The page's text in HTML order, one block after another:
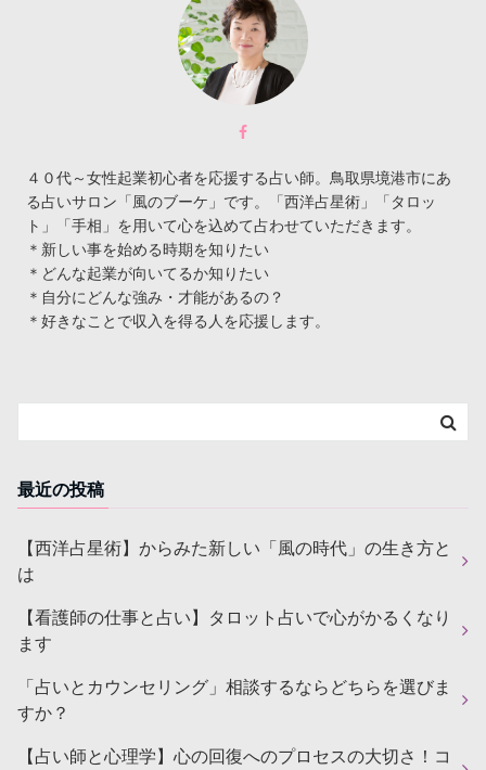
４０代～女性起業初心者を応援する占い師。鳥取県境港市にあ
る占いサロン「風のブーケ」です。「西洋占星術」「タロッ
ト」「手相」を用いて心を込めて占わせていただきます。
＊新しい事を始める時期を知りたい
＊どんな起業が向いてるか知りたい
＊自分にどんな強み・才能があるの？
＊好きなことで収入を得る人を応援します。
最近の投稿
【西洋占星術】からみた新しい「風の時代」の生き方と
は
【看護師の仕事と占い】タロット占いで心がかるくなり
ます
「占いとカウンセリング」相談するならどちらを選びま
すか？
【占い師と心理学】心の回復へのプロセスの大切さ！コ